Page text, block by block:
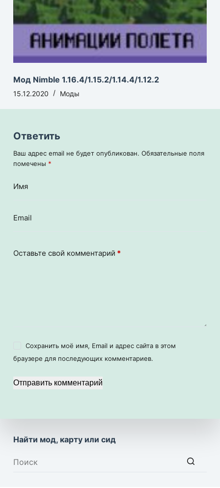
Мод Nimble 1.16.4/1.15.2/1.14.4/1.12.2
15.12.2020 Моды
Ответить
Ваш адрес email не будет опубликован. Обязательные поля
помечены *
Имя
Email
Оставьте свой комментарий *
Сохранить моё имя, Email и адрес сайта в этом
браузере для последующих комментариев.
Отправить комментарий
Найти мод, карту или сид